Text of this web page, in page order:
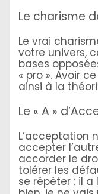
Le charisme
Le vrai
votre univers,
bases
« pro ». Avoir
ainsi à la
Le « A »
L’acceptation
accepter
accorder le
tolérer les
se répéter : il a